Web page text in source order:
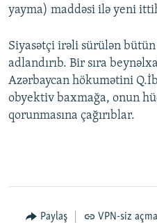
yayma) maddəsi ilə yeni
Siyasətçi irəli sürülən
adlandırıb. Bir sıra
Azərbaycan hökumətini
obyektiv baxmağa, onun
qorunmasına çağırıblar.
Paylaş VPN-siz